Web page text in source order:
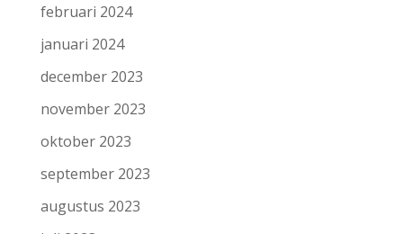
februari 2024
januari 2024
december 2023
november 2023
oktober 2023
september 2023
augustus 2023